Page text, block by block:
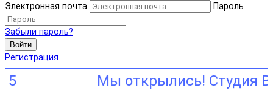
Электронная почта
Пароль
Забыли пароль?
Войти
Регистрация